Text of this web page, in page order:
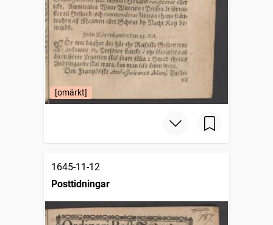
[omärkt]
1645-11-12
Posttidningar